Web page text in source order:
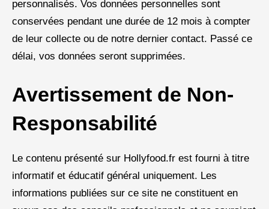
personnalisés. Vos données personnelles sont
conservées pendant une durée de 12 mois à compter
de leur collecte ou de notre dernier contact. Passé ce
délai, vos données seront supprimées.
Avertissement de Non-
Responsabilité
Le contenu présenté sur Hollyfood.fr est fourni à titre
informatif et éducatif général uniquement. Les
informations publiées sur ce site ne constituent en